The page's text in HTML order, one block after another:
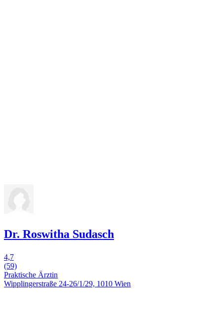
Dr. Roswitha Sudasch
4,7
(59)
Praktische Ärztin
Wipplingerstraße 24-26/1/29, 1010 Wien